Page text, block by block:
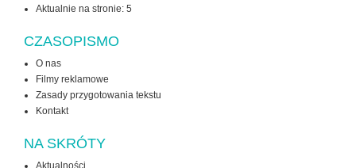
Aktualnie na stronie: 5
CZASOPISMO
O nas
Filmy reklamowe
Zasady przygotowania tekstu
Kontakt
NA SKRÓTY